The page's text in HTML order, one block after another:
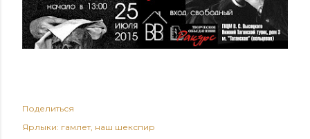
Поделиться
Ярлыки: гамлет наш шекспир